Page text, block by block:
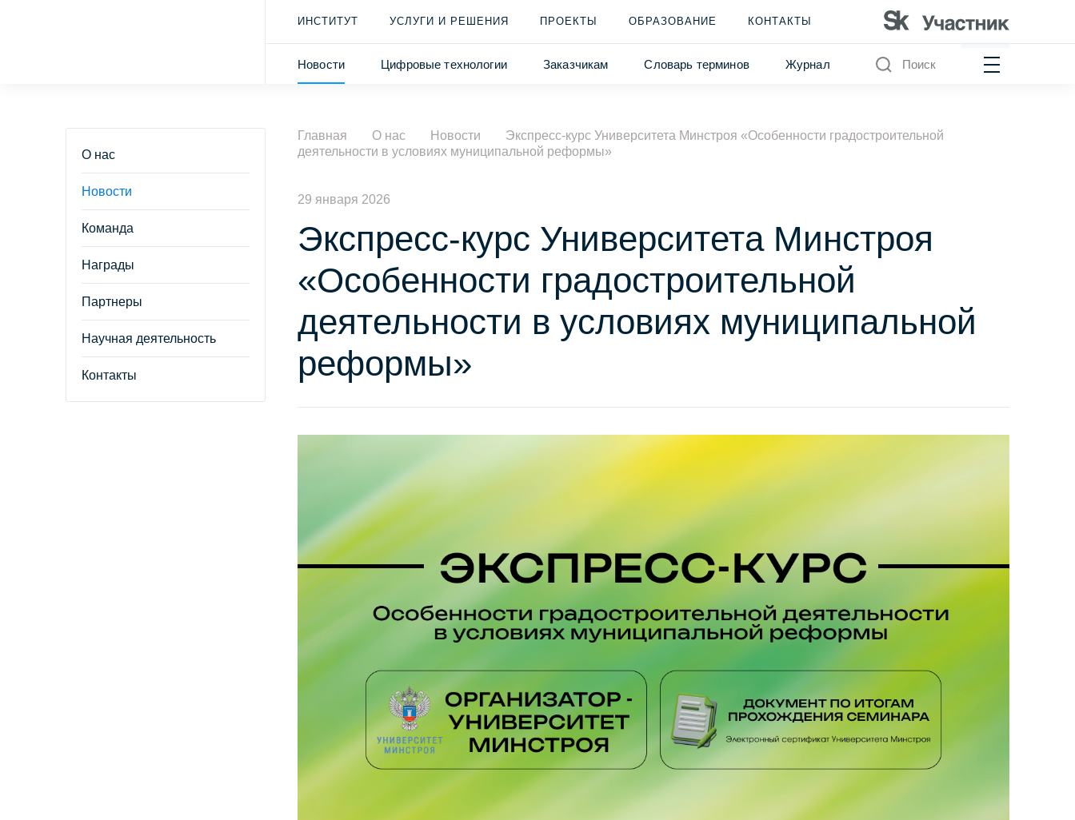
ИНСТИТУТ УСЛУГИ И РЕШЕНИЯ ПРОЕКТЫ ОБРАЗОВАНИЕ КОНТАКТЫ
Новости Цифровые технологии Заказчикам Словарь терминов Журнал Поиск
О нас
Новости
Команда
Награды
Партнеры
Научная деятельность
Контакты
Главная О нас Новости
Экспресс-курс Университета Минстроя «Особенности градостроительной
деятельности в условиях муниципальной реформы»
29 января 2026
Экспресс-курс Университета Минстроя
«Особенности градостроительной
деятельности в условиях муниципальной
реформы»